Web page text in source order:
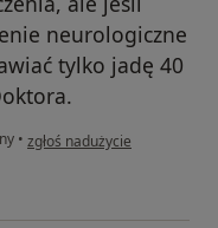
neurologiczne
tylko jadę 40
• w opinii użytkownika Żaneta
zgłoś nadużycie